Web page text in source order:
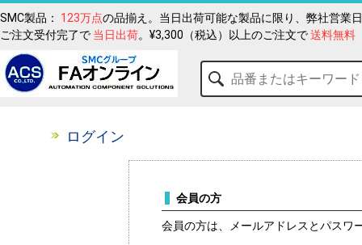
SMC製品： 123万点の品揃え。当日出荷可能な製品に限り、弊社営業
ご注文受付完了で 当日出荷。¥3,300（税込）以上のご注文で送料無料
ログイン
会員の方
会員の方は、メールアドレスとパスワ